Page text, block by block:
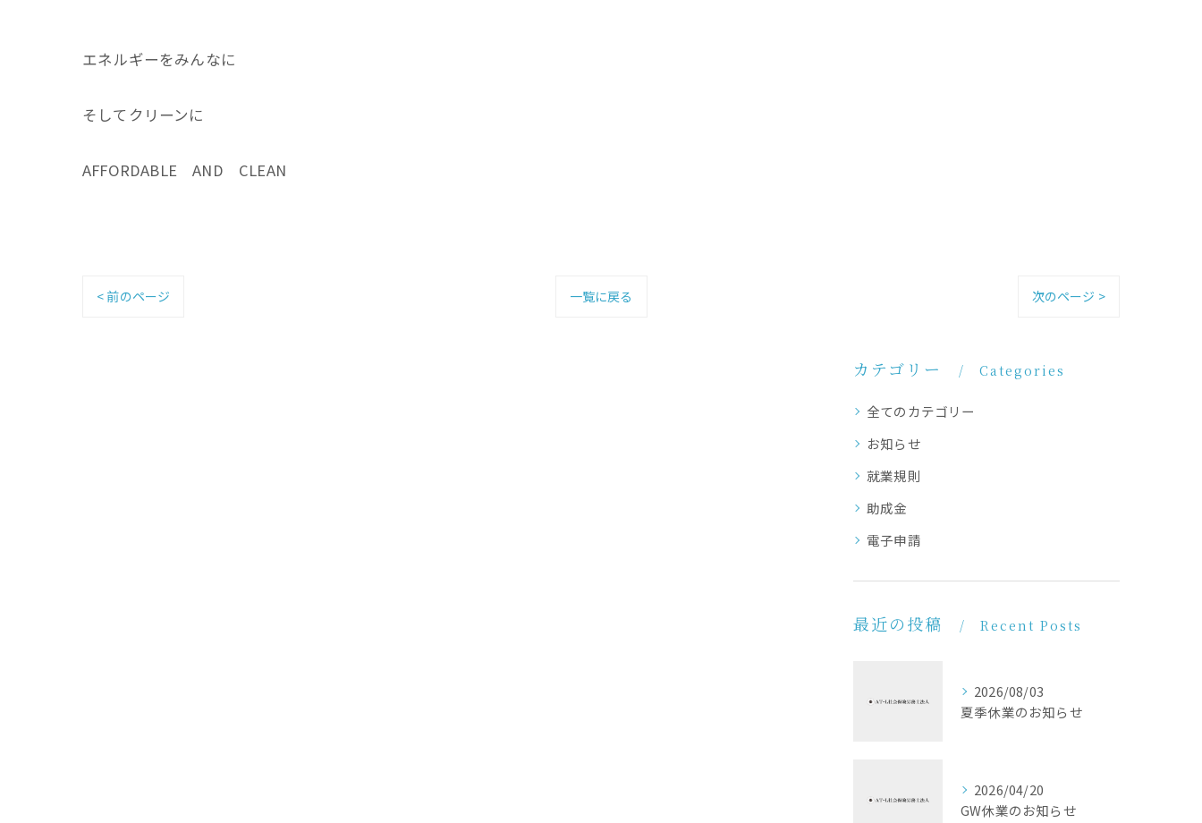
エネルギーをみんなに
そしてクリーンに
AFFORDABLE AND CLEAN
< 前のページ 一覧に戻る 次のページ >
カテゴリー Categories
全てのカテゴリー
お知らせ
就業規則
助成金
電子申請
最近の投稿 Recent Posts
2026/08/03
夏季休業のお知らせ
2026/04/20
GW休業のお知らせ